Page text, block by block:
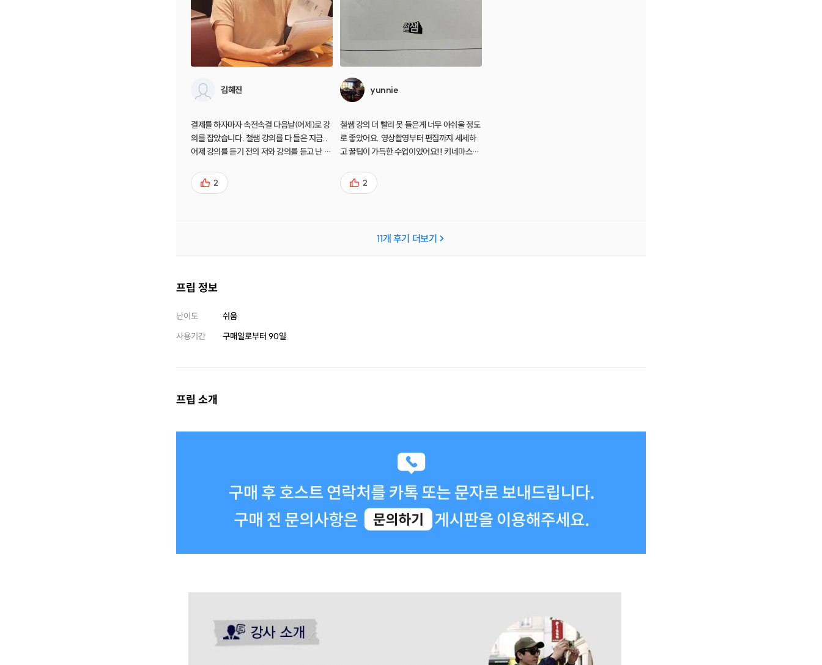
김혜진
결제를 하자마자 속전속결 다음날(어제)로 강
의를 잡았습니다. 철쌤 강의를 다 들은 지금..
어제 강의를 듣기 전의 저와 강의를 듣고 난 오
전에 딱 도착문자 주섰고 장시간에 걸쳐 초스
마트맹인 저를 붙잡고 하나하나 기초부터 설
었다니!배운 거 잊어먹지 않게 오늘은 짧은 영
나도 아깝지 않은 명강의오니 결제를 망설이
유투버로 가는 지름길입니다!플렉스! 철쌤~!
내심을 가지고 가르쳐 주셔서 감사합니다!건
강하세요~!
2
yunnie
철쌤 강의 더 빨리 못 들은게 너무 아쉬울 정도
로 좋았어요. 영상촬영부터 편집까지 세세하
고 꿀팁이 가득한 수업이었어요!! 키네마스터
이고 앞으로도 더 배우고 싶어요~ 선생님 감
사합니다!!
2
11개 후기 더보기
프립 정보
난이도
쉬움
사용기간
구매일로부터 90일
프립 소개